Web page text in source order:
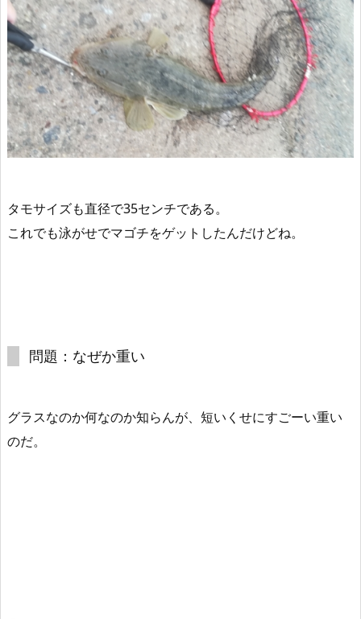
タモサイズも直径で35センチである。
これでも泳がせでマゴチをゲットしたんだけどね。
問題：なぜか重い
グラスなのか何なのか知らんが、短いくせにすごーい重い
のだ。